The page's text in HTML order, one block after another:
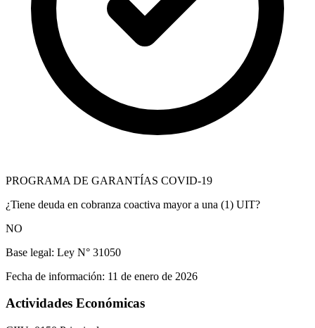
PROGRAMA DE GARANTÍAS COVID-19
¿Tiene deuda en cobranza coactiva mayor a una (1) UIT?
NO
Base legal: Ley N° 31050
Fecha de información: 11 de enero de 2026
Actividades Económicas